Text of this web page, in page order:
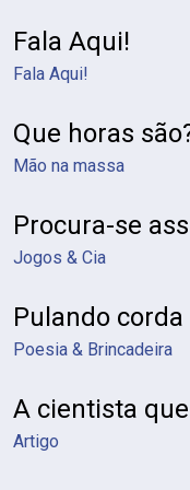
Fala Aqui!
Fala Aqui!
Que horas
Mão na massa
Procura-se
Jogos & Cia
Pulando corda
Poesia & Brincadeira
A cientista
Artigo